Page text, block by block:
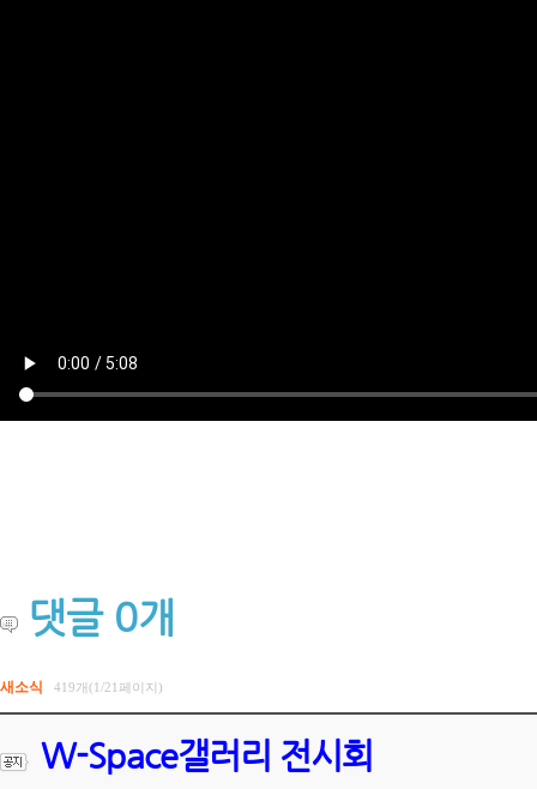
댓글 0개
새소식 419개(1/21페이지)
W-Space갤러리 전시회